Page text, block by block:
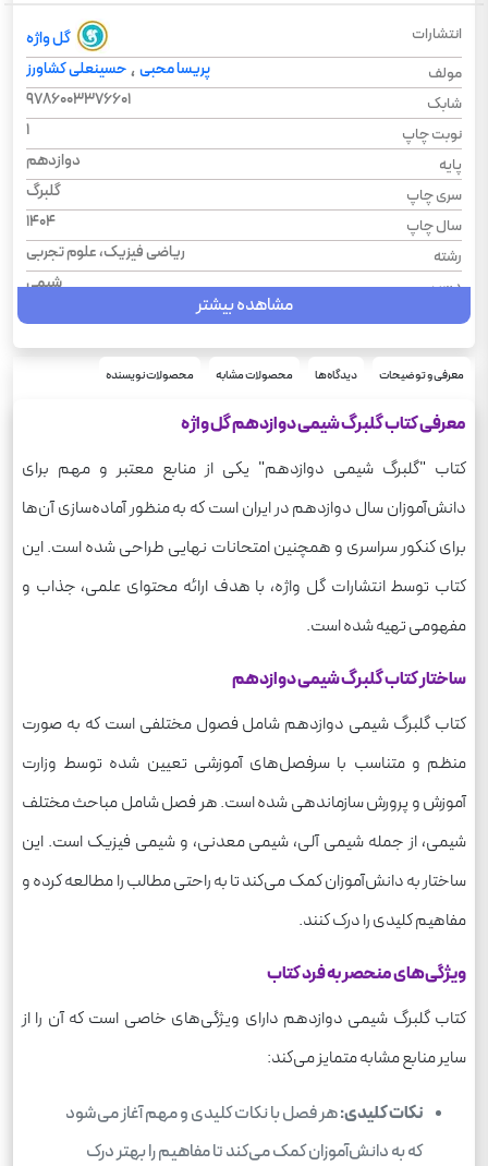
انتشارات
گل واژه
مولف
پریسا محبی ،حسینعلی کشاورز
شابک
9786003376601
نوبت چاپ
1
پایه
دوازدهم
سری چاپ
گلبرگ
سال چاپ
1404
رشته
ریاضی فیزیک، علوم تجربی
درس
شیمی
قطع
رحلی
تعداد صفحه
سری
مشاهده بیشتر
معرفی و توضیحات دیدگاه‌ها محصولات مشابه محصولات نویسنده
معرفی کتاب گلبرگ شیمی دوازدهم گل واژه
کتاب "گلبرگ شیمی دوازدهم" یکی از منابع معتبر و مهم برای
دانش‌آموزان سال دوازدهم در ایران است که به منظور آماده‌سازی آن‌ها
برای کنکور سراسری و همچنین امتحانات نهایی طراحی شده است. این
کتاب توسط انتشارات گل واژه، با هدف ارائه محتوای علمی، جذاب و
مفهومی تهیه شده است.
ساختار کتاب گلبرگ شیمی دوازدهم
کتاب گلبرگ شیمی دوازدهم شامل فصول مختلفی است که به صورت
منظم و متناسب با سرفصل‌های آموزشی تعیین شده توسط وزارت
آموزش و پرورش سازماندهی شده است. هر فصل شامل مباحث مختلف
شیمی، از جمله شیمی آلی، شیمی معدنی، و شیمی فیزیک است. این
ساختار به دانش‌آموزان کمک می‌کند تا به راحتی مطالب را مطالعه کرده و
مفاهیم کلیدی را درک کنند.
ویژگی‌های منحصر به فرد کتاب
کتاب گلبرگ شیمی دوازدهم دارای ویژگی‌های خاصی است که آن را از
سایر منابع مشابه متمایز می‌کند:
نکات کلیدی:هر فصل با نکات کلیدی و مهم آغاز می‌شود
که به دانش‌آموزان کمک می‌کند تا مفاهیم را بهتر درک